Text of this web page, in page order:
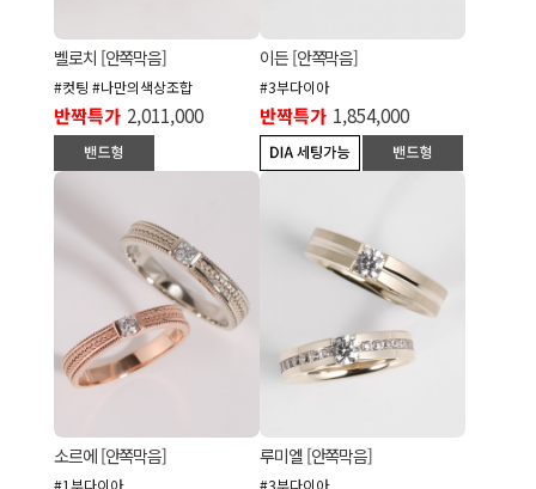
벨로치 [안쪽막음]
#컷팅 #나만의색상조합
반짝특가 2,011,000
이든 [안쪽막음]
#3부다이아
반짝특가 1,854,000
소르에 [안쪽막음] 루미엘 [안쪽막음]